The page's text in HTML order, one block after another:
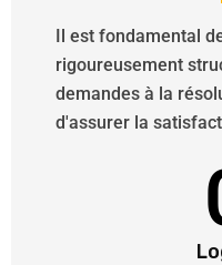
Il est fondamental
rigoureusement
demandes à la
d'assurer la